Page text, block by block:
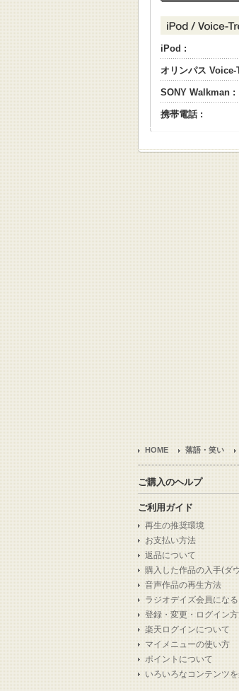
iPod :
オリンパス Voice-
SONY Walkman :
携帯電話 :
HOME 落語・笑い
ご購入のヘルプ
ご利用ガイド
再生の推奨環境
お支払い方法
返品について
購入した作品の入手(ダ
音声作品の再生方法
ラジオデイズ会員になる
登録・変更・ログイン
楽天ログインについて
マイメニューの使い方
ポイントについて
いろいろなコンテンツ